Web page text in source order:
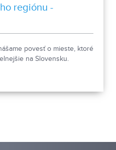
regiónu -
povesť o mieste, ktoré
na Slovensku.